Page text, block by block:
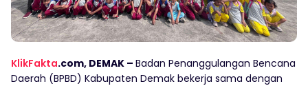
KlikFakta.com, DEMAK – Badan Penanggulangan Bencana
Daerah (BPBD) Kabupaten Demak bekerja sama dengan